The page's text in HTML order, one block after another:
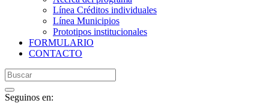
Línea Créditos individuales
Línea Municipios
Prototipos institucionales
FORMULARIO
CONTACTO
Seguinos en: